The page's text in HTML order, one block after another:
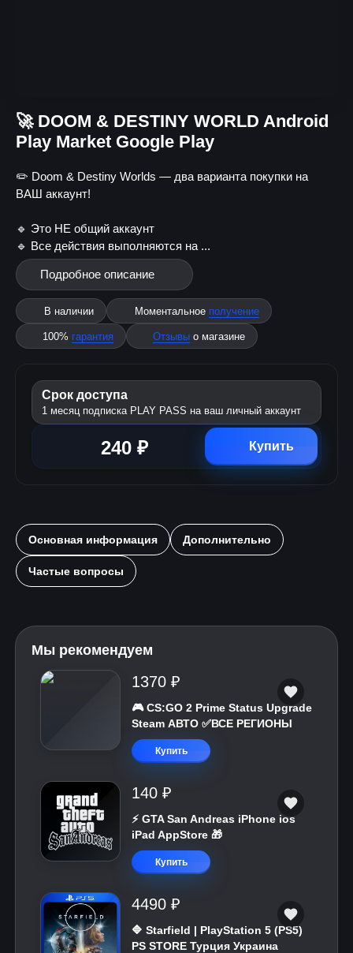
🚀 DOOM & DESTINY WORLD Android
Play Market Google Play
✏️ Doom & Destiny Worlds — два варианта покупки на
ВАШ аккаунт!
🔹 Это НЕ общий аккаунт
🔹 Все действия выполняются на ...
Подробное описание
В наличии Моментальное получение
100% гарантия Отзывы о магазине
Срок доступа
1 месяц подписка PLAY PASS на ваш личный аккаунт
240 ₽ Купить
Основная информация Дополнительно
Частые вопросы
Мы рекомендуем
1370 ₽
🎮 CS:GO 2 Prime Status Upgrade
Steam АВТО ✅ВСЕ РЕГИОНЫ
Купить
140 ₽
⚡️ GTA San Andreas iPhone ios
iPad AppStore 🎁
Купить
4490 ₽
🔷 Starfield | PlayStation 5 (PS5)
PS STORE Турция Украина